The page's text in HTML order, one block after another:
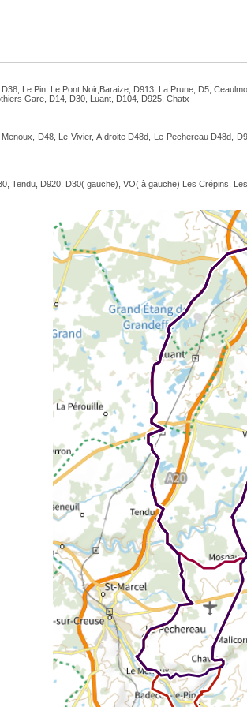
Le Pin, Le Pont Noir,Baraize, D913, La Prune, D5,
Gare, D14, D30, Luant, D104, D925, Chatx
D48, Le Vivier, A droite D48d, Le Pechereau
Tendu, D920, D30( gauche), VO( à gauche) Les Crépins,